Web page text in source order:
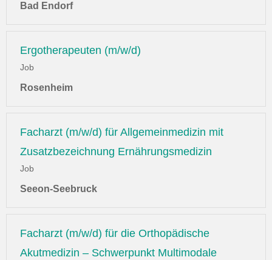
Bad Endorf
Ergotherapeuten (m/w/d)
Job
Rosenheim
Facharzt (m/w/d) für Allgemeinmedizin mit
Zusatzbezeichnung Ernährungsmedizin
Job
Seeon-Seebruck
Facharzt (m/w/d) für die Orthopädische
Akutmedizin – Schwerpunkt Multimodale